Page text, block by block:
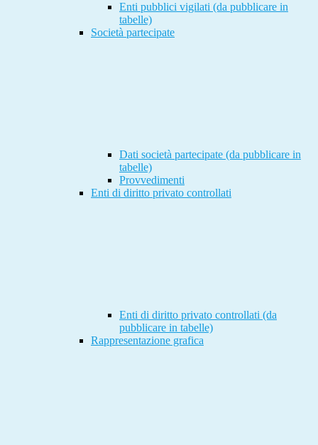
Enti pubblici vigilati (da pubblicare in
tabelle)
Società partecipate
Dati società partecipate (da pubblicare in
tabelle)
Provvedimenti
Enti di diritto privato controllati
Enti di diritto privato controllati (da
pubblicare in tabelle)
Rappresentazione grafica